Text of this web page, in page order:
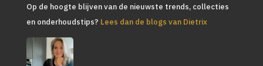
Op de hoogte blijven van de nieuwste trends, collecties
en onderhoudstips? Lees dan de blogs van Dietrix